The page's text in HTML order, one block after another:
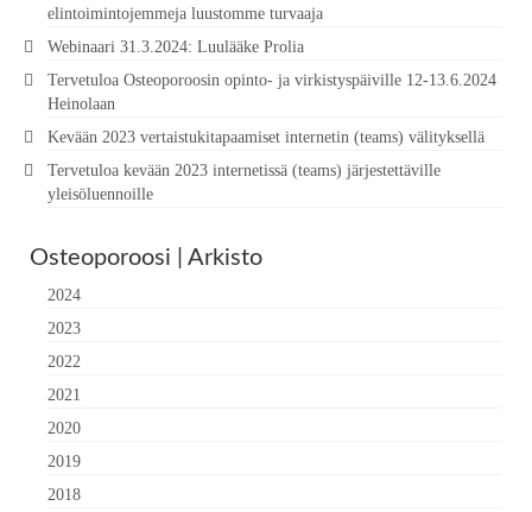
elintoimintojemmeja luustomme turvaaja
Webinaari 31.3.2024: Luulääke Prolia
Tervetuloa Osteoporoosin opinto- ja virkistyspäiville 12-13.6.2024
Heinolaan
Kevään 2023 vertaistukitapaamiset internetin (teams) välityksellä
Tervetuloa kevään 2023 internetissä (teams) järjestettäville
yleisöluennoille
Osteoporoosi | Arkisto
2024
2023
2022
2021
2020
2019
2018